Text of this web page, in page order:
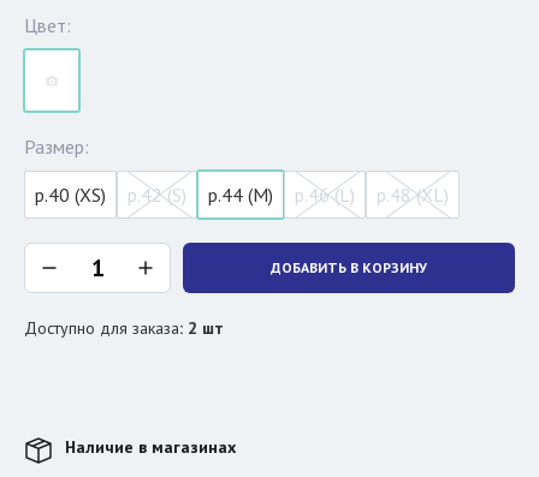
Цвет:
Размер:
р.40 (XS)
р.42 (S) р.44 (M) р.46 (L) р.48 (XL)
ДОБАВИТЬ В КОРЗИНУ
Доступно для заказа: 2 шт
Наличие в магазинах